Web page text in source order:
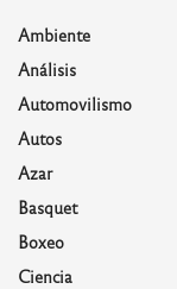
Ambiente
Análisis
Automovilismo
Autos
Azar
Basquet
Boxeo
Ciencia